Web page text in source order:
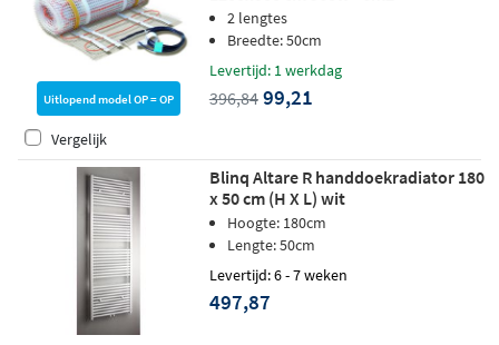
Uitlopend model OP = OP
2 lengtes
Breedte: 50cm
Levertijd: 1 werkdag
396,84 99,21
Vergelijk
Blinq Altare R handdoekradiator 180
x 50 cm (H X L) wit
Hoogte: 180cm
Lengte: 50cm
Levertijd: 6 - 7 weken
497,87